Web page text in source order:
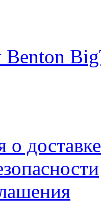
Benton
доставке